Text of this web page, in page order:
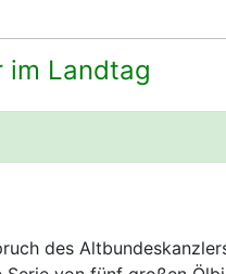
im Landtag
des